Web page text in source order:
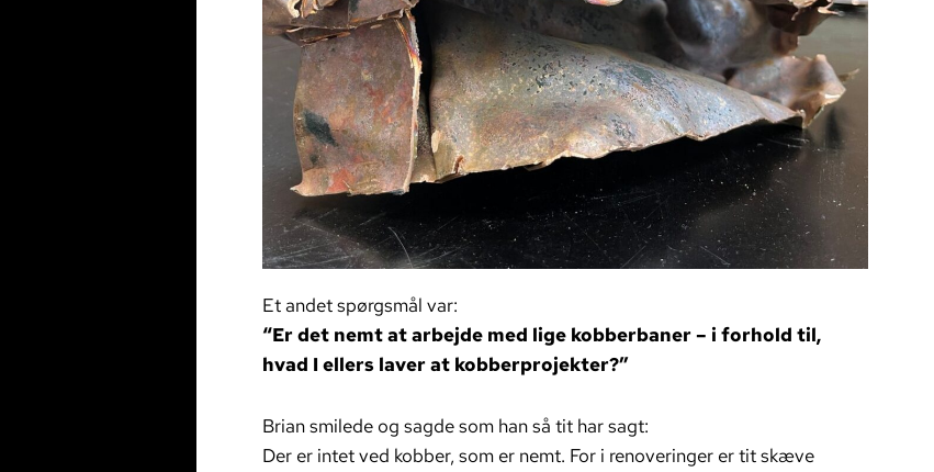
Et andet spørgsmål var:
“Er det nemt at arbejde med lige kobberbaner – i forhold til,
hvad I ellers laver at kobberprojekter?”
Brian smilede og sagde som han så tit har sagt:
Der er intet ved kobber, som er nemt. For i renoveringer er tit skæve